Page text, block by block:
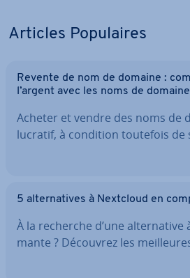
Articles Po­pu­laires
Revente de nom de domaine :
l’argent avec les noms de
Acheter et vendre des noms de
lucratif, à condition toutefois de
5 al­ter­na­tives à Nextcloud en
À la recherche d’une
mante ? Découvrez les